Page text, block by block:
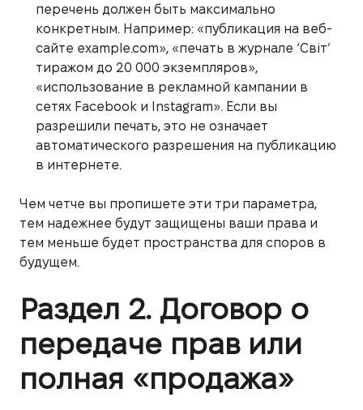
перечень должен быть максимально
конкретным. Например: «публикация на веб-
сайте example.com», «печать в журнале ‘Світ’
тиражом до 20 000 экземпляров»,
«использование в рекламной кампании в
сетях Facebook и Instagram». Если вы
разрешили печать, это не означает
автоматического разрешения на публикацию
в интернете.
Чем четче вы пропишете эти три параметра,
тем надежнее будут защищены ваши права и
тем меньше будет пространства для споров в
будущем.
Раздел 2. Договор о
передаче прав или
полная «продажа»